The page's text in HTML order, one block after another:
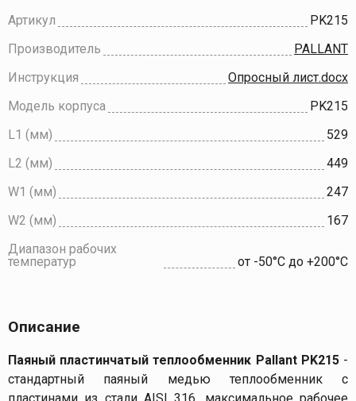
Артикул
PK215
Производитель
PALLANT
Инструкция
Опросный лист.docx
Модель корпуса
PK215
L1 (мм)
529
L2 (мм)
449
W1 (мм)
247
W2 (мм)
167
Диапазон рабочих
температур
от -50°C до +200°C
Описание
Паяный пластинчатый теплообменник Pallant PK215-
стандартный паяный медью теплообменник с